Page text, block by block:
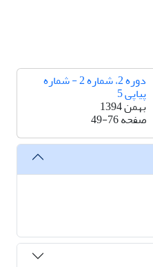
دوره 2، شماره 2 - شماره
پیاپی 5
بهمن 1394
صفحه49-76